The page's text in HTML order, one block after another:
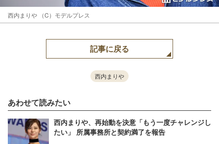
西内まりや （C）モデルプレス
記事に戻る
西内まりや
あわせて読みたい
西内まりや、再始動を決意「もう一度チャレンジし
たい」 所属事務所と契約満了を報告